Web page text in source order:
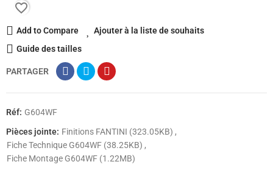
favorite_border
Add to Compare
Ajouter à la liste de souhaits
Guide des tailles
PARTAGER
Réf: G604WF
Pièces jointe: Finitions FANTINI (323.05KB)
Fiche Technique G604WF (38.25KB)
Fiche Montage G604WF (1.22MB)